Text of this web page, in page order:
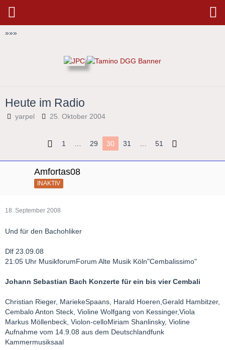
»»»
Heute im Radio
yarpel 25. Oktober 2004
1 … 29 30 31 … 51
Amfortas08
INAKTIV
18. September 2008
Und für den Bachohliker
Dlf 23.09.08
21:05 Uhr MusikforumForum Alte Musik Köln"Cembalissimo"
Johann Sebastian Bach Konzerte für ein bis vier Cembali
Christian Rieger, MariekeSpaans, Harald Hoeren,Gerald Hambitzer,
Cembalo Anton Steck, Violine Wolfgang von Kessinger,Viola
Markus Möllenbeck, Violon-celloMiriam Shanlinsky, Violine
Aufnahme vom 14.9.08 aus dem Deutschlandfunk
Kammermusiksaal